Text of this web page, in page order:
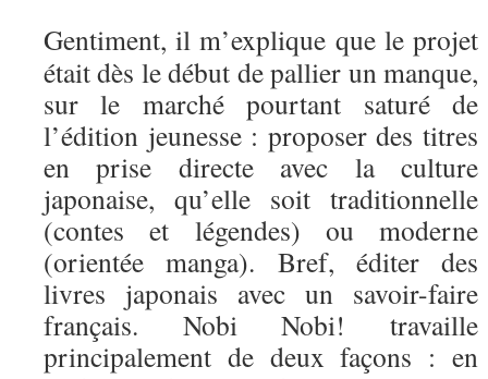
Gentiment, il m’explique que le projet
était dès le début de pallier un manque,
sur le marché pourtant saturé de
l’édition jeunesse : proposer des titres
en prise directe avec la culture
japonaise, qu’elle soit traditionnelle
(contes et légendes) ou moderne
(orientée manga). Bref, éditer des
livres japonais avec un savoir-faire
français. Nobi Nobi! travaille
principalement de deux façons : en